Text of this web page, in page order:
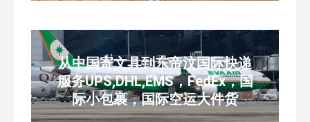
从中国寄文具到东帝汶国际快递
服务UPS,DHL,EMS，FedEx，国
际小包裹，国际空运大件货